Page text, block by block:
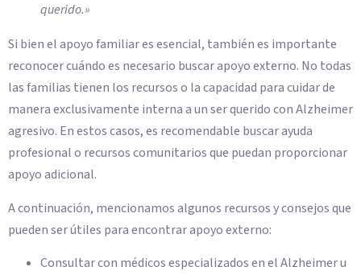
querido.»
Si bien el apoyo familiar es esencial, también es importante
reconocer cuándo es necesario buscar apoyo externo. No todas
las familias tienen los recursos o la capacidad para cuidar de
manera exclusivamente interna a un ser querido con Alzheimer
agresivo. En estos casos, es recomendable buscar ayuda
profesional o recursos comunitarios que puedan proporcionar
apoyo adicional.
A continuación, mencionamos algunos recursos y consejos que
pueden ser útiles para encontrar apoyo externo:
Consultar con médicos especializados en el Alzheimer u